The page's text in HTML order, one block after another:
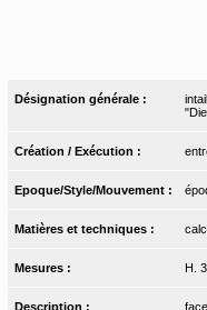
Désignation générale :
Création / Exécution :
Epoque/Style/Mouvement :
Matières et techniques :
Mesures : H.
Description :